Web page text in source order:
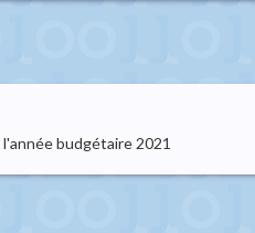
budgétaire 2021